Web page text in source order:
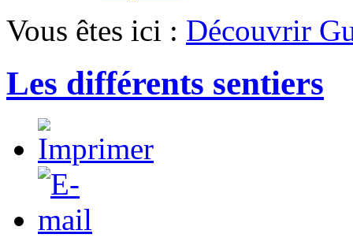
Vous êtes ici : Découvrir
Les différents sentiers